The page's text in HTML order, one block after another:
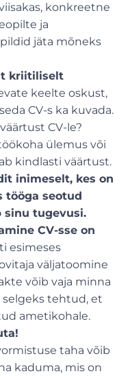
konkreetne
ja
jäta mõneks
kriitiliselt
keelte oskust,
CV-s ka kuvada.
CV-le?
ülemus või
kindlasti väärtust.
inimeselt, kes on
tööga seotud
sinu tugevusi.
CV-sse on
esimeses
väljatoomine
võib vaja minna
selgeks tehtud, et
ametikohale.
taha võib
kaduma, mis on